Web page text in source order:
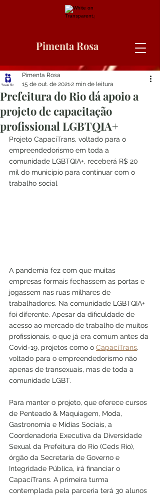
Pimenta Rosa
Prefeitura do Rio dá apoio a
projeto de capacitação
profissional LGBTQIA+
Pimenta Rosa
15 de out. de 20212 min de leitura
Projeto CapaciTrans, voltado para o
empreendedorismo em toda a
comunidade LGBTQIA+, receberá R$ 20
mil do município para continuar com o
trabalho social
A pandemia fez com que muitas
empresas formais fechassem as portas e
jogassem nas ruas milhares de
trabalhadores. Na comunidade LGBTQIA+
foi diferente. Apesar da dificuldade de
acesso ao mercado de trabalho de muitos
profissionais, o que já era comum antes da
Covid-19, projetos como o CapaciTrans,
voltado para o empreendedorismo não
apenas de transexuais, mas de toda a
comunidade LGBT.
Para manter o projeto, que oferece cursos
de Penteado & Maquiagem, Moda,
Gastronomia e Mídias Sociais, a
Coordenadoria Executiva da Diversidade
Sexual da Prefeitura do Rio (Ceds Rio),
órgão da Secretaria de Governo e
Integridade Pública, irá financiar o
CapaciTrans. A primeira turma
contemplada pela parceria terá 30 alunos